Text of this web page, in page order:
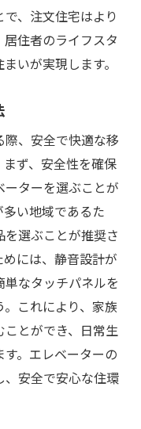
、注文住宅はより
住者のライフスタ
いが実現します。
、安全で快適な移
ず、安全性を確保
ターを選ぶことが
い地域であるた
選ぶことが推奨さ
には、静音設計が
なタッチパネルを
これにより、家族
とができ、日常生
。エレベーターの
安全で安心な住環